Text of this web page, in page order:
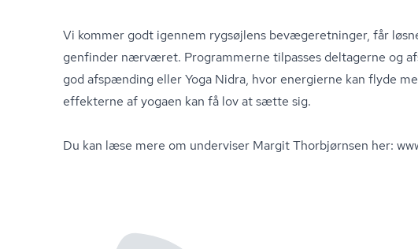
Vi kommer godt igennem rygsøjlens be­væ­ge­ret­nin­ger, får
genfinder nærværet. Programmerne tilpasses deltagerne og
god afspænding eller Yoga Nidra, hvor energierne kan flyde
effekterne af yogaen kan få lov at sætte sig.
Du kan læse mere om underviser Margit Thorbjørnsen her: